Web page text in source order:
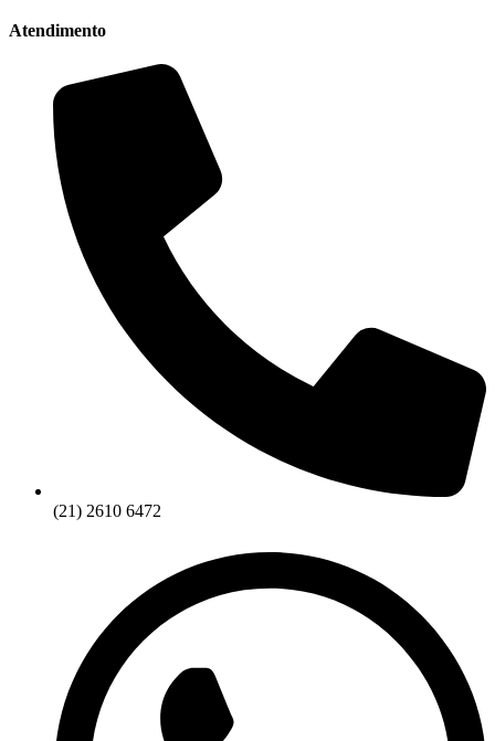
Atendimento
(21) 2610 6472